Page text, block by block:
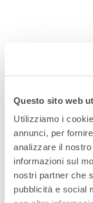
Questo sito web
Utilizziamo i
annunci, per
analizzare il
informazioni sul
nostri partner che
pubblicità e social
E-
tra